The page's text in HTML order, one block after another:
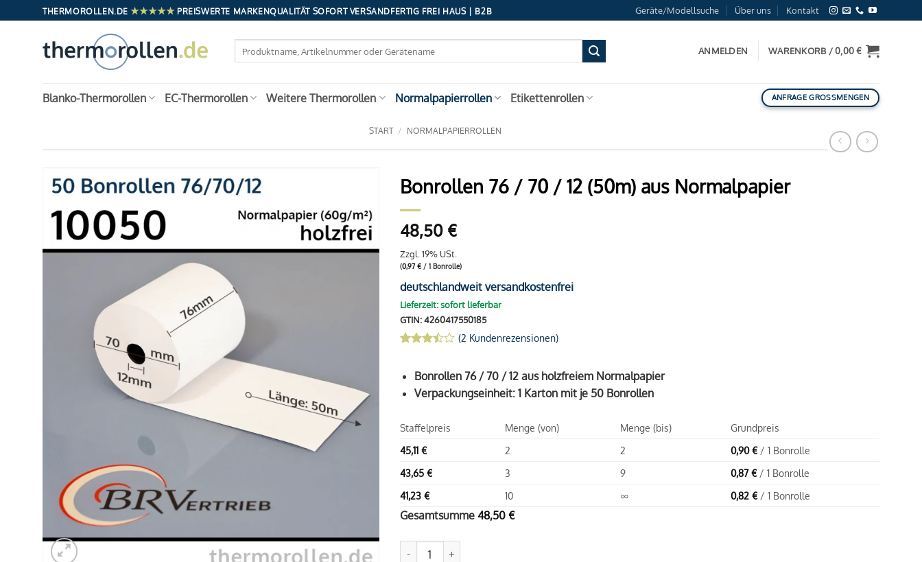
Inhalt
THERMOROLLEN.DE ★★★★★ PREISWERTE MARKENQUALITÄT SOFORT VERSANDFERTIG FREI HAUS | B2B Geräte/Modellsuche Über uns Kontakt
nach:
ANMELDEN WARENKORB /0,00€
Blanko-Thermorollen EC-Thermorollen Weitere Thermorollen Normalpapierrollen Etikettenrollen ANFRAGE GROSSMENGEN
START / NORMALPAPIERROLLEN
Bonrollen 76 / 70 / 12 (50m) aus Normalpapier
48,50 €
Zzgl. 19% USt.
(0,97€/ 1 Bonrolle)
deutschlandweit versandkostenfrei
Lieferzeit: sofort lieferbar
GTIN: 4260417550185
von 5,
basierend
auf
(2 Kundenrezensionen)
Bonrollen 76 / 70 / 12 aus holzfreiem Normalpapier
Verpackungseinheit: 1 Karton mit je 50 Bonrollen
Staffelpreis Menge (von) Menge (bis)
Grundpreis
45,11 € 2 2 0,90€ / 1 Bonrolle
43,65 € 3 9 0,87€ / 1 Bonrolle
41,23 € 10 ∞ 0,82€ / 1 Bonrolle
Gesamtsumme 48,50 €
Bonrollen 76 / 70 / 12 (50m) aus Normalpapier Menge